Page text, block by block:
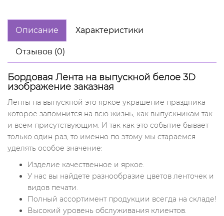
Описание Характеристики
Отзывов (0)
Бордовая Лента на выпускной белое 3D
изображение заказная
Ленты на выпускной это яркое украшение праздника
которое запомнится на всю жизнь, как выпускникам так
и всем присутствующим. И так как это событие бывает
только один раз, то именно по этому мы стараемся
уделять особое значение:
Изделие качественное и яркое.
У нас вы найдете разнообразие цветов ленточек и
видов печати.
Полный ассортимент продукции всегда на складе!
Высокий уровень обслуживания клиентов.